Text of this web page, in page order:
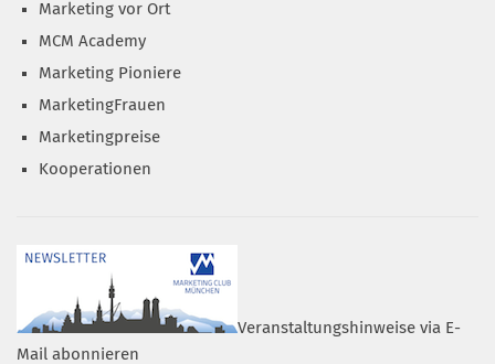
Marketing vor Ort
MCM Academy
Marketing Pioniere
MarketingFrauen
Marketingpreise
Kooperationen
Veranstaltungshinweise via E-
Mail abonnieren